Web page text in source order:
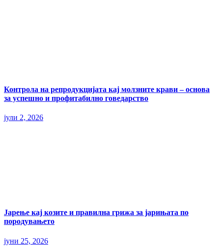
Контрола на репродукцијата кај молзните крави – основа
за успешно и профитабилно говедарство
јули 2, 2026
Јарење кај козите и правилна грижа за јарињата по
породувањето
јуни 25, 2026